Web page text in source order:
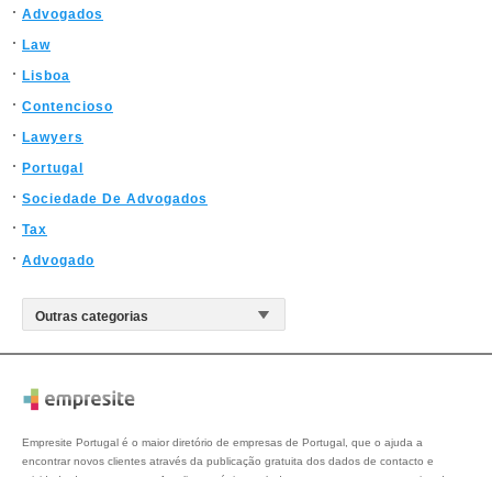
Advogados
Law
Lisboa
Contencioso
Lawyers
Portugal
Sociedade De Advogados
Tax
Advogado
Empresite Portugal é o maior diretório de empresas de Portugal, que o ajuda a
encontrar novos clientes através da publicação gratuita dos dados de contacto e